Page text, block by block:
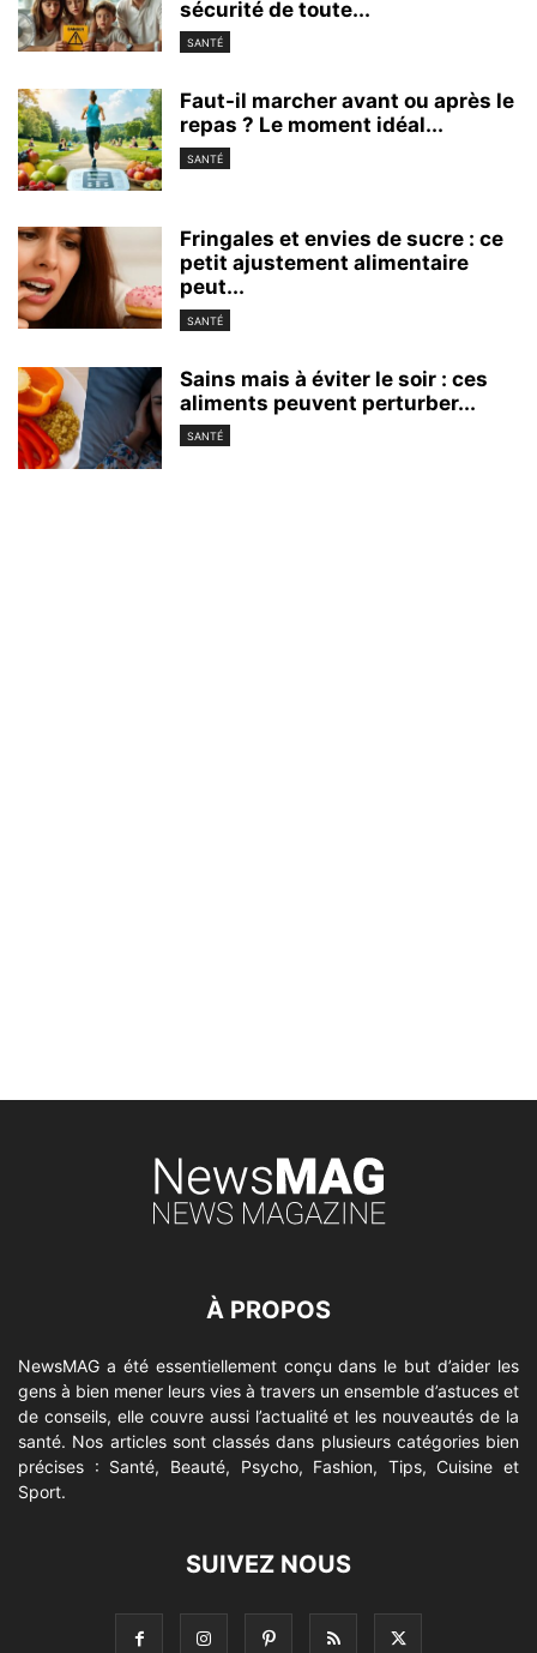
sécurité de toute...
SANTÉ
Faut-il marcher avant ou après le
repas ? Le moment idéal...
SANTÉ
Fringales et envies de sucre : ce
petit ajustement alimentaire
peut...
SANTÉ
Sains mais à éviter le soir : ces
aliments peuvent perturber...
SANTÉ
À PROPOS
NewsMAG a été essentiellement conçu dans le but d’aider les
gens à bien mener leurs vies à travers un ensemble d’astuces et
de conseils, elle couvre aussi l’actualité et les nouveautés de la
santé. Nos articles sont classés dans plusieurs catégories bien
précises : Santé, Beauté, Psycho, Fashion, Tips, Cuisine et
Sport.
SUIVEZ NOUS